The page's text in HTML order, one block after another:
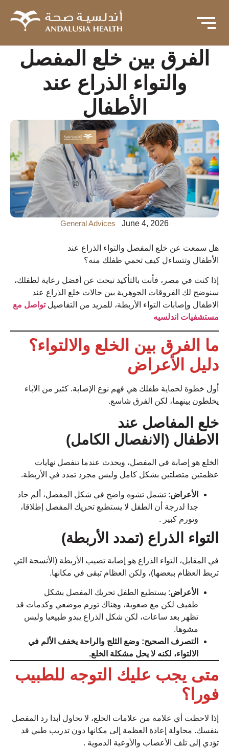
الفرق بين خلع المفصل
والتواء الذراع عند
الأطفال
General Advices June 4, 2026
هل سمعت عن خلع المفصل والتواء الذراع عند
الأطفال وتتساءل كيف تحمي طفلك منه؟
إذا كنت في مصر، فأنت بالتأكيد تبحث عن أفضل رعاية لطفلك،
سنوضح لك الفروقات الجوهرية بين حالات خلع الذراع عند
الاطفال وإصابات التواء الأربطة، للمزيد من التفاصيل تواصل مع
مستشفيات اندلسيه
ما الفرق بين الخلع والالتواء؟
دليل الأعراض
أول خطوة لحماية طفلك هي فهم نوع الإصابة. كثير من الآباء
يخلطون بينهما، لكن الفرق شاسع.
خلع المفاصل عند
الاطفال (الانفصال الكامل)
الخلع هو إصابة في المفصل، ويحدث عندما تنفصل نهايات
عظمتين متصلتين بشكل كامل وليس مجرد تمدد في الأربطة.
الأعراض: تشمل تشوه واضح في شكل المفصل، ألم حاد
جدا لدرجة أن الطفل لا يستطيع تحريك المفصل إطلاقا،
وتورم كبير .
التواء الذراع (تمدد الأربطة)
في المقابل، التواء الذراع هو إصابة تصيب الأربطة (الأنسجة التي
تربط العظام ببعضها)، ولكن العظام تبقى في مكانها.
الأعراض: يستطيع الطفل تحريك المفصل بشكل
طفيف لكن مع صعوبة، وهناك تورم موضعي وكدمات قد
تظهر بعد ساعات، لكن شكل الذراع يبدو طبيعيا وليس
مشوها.
التصرف الصحيح: وضع الثلج والراحة يخفف الألم في
الالتواء، لكنه لا يحل مشكلة الخلع.
متى يجب عليك التوجه للطبيب
فورا؟
إذا لاحظت أي علامة من علامات الخلع، لا تحاول أبدا رد المفصل
بنفسك. محاولة إعادة العظمة إلى مكانها دون تدريب طبي قد
تؤدي إلى تلف الأعصاب والأوعية الدموية .